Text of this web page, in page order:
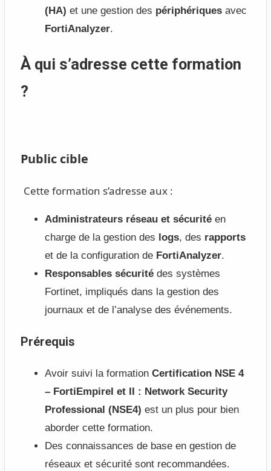
(HA) et une gestion des périphériquesavec
FortiAnalyzer.
À qui s’adresse cette formation
?
Public cible
Cette formation s’adresse aux :
Administrateurs réseau et sécuritéen
charge de la gestion des logs, des rapports
et de la configuration de FortiAnalyzer.
Responsables sécuritédes systèmes
Fortinet, impliqués dans la gestion des
journaux et de l’analyse des événements.
Prérequis
Avoir suivi la formation Certification NSE 4
– FortiEmpireI et II : Network Security
Professional (NSE4) est un plus pour bien
aborder cette formation.
Des connaissances de base en gestion de
réseaux et sécurité sont recommandées.